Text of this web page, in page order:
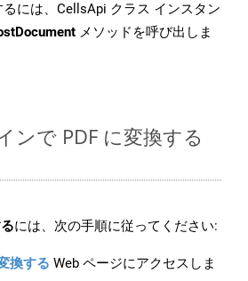
るには、CellsApi クラス インスタン
メソッドを呼び出しま
ンで PDF に変換する
には、次の手順に従ってください:
換する Web ページにアクセスしま